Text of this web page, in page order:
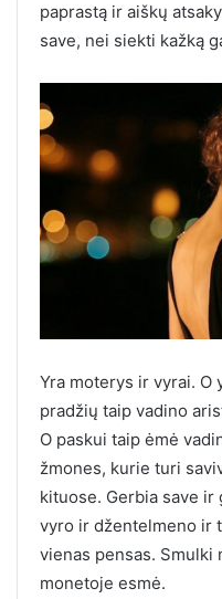
paprastą ir aiškų
save, nei siekti kažką
Yra moterys ir vyrai. O
pradžių taip vadino
O paskui taip ėmė
žmones, kurie turi
kituose. Gerbia save
vyro ir džentelmeno ir
vienas pensas. Smulki
monetoje esmė.